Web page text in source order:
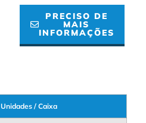
PRECISO DE
MAIS
INFORMAÇÕES
Unidades / Caixa